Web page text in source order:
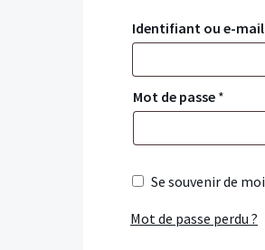
Identifiant ou e-mail
Mot de passe *
Se souvenir de moi
Mot de passe perdu ?